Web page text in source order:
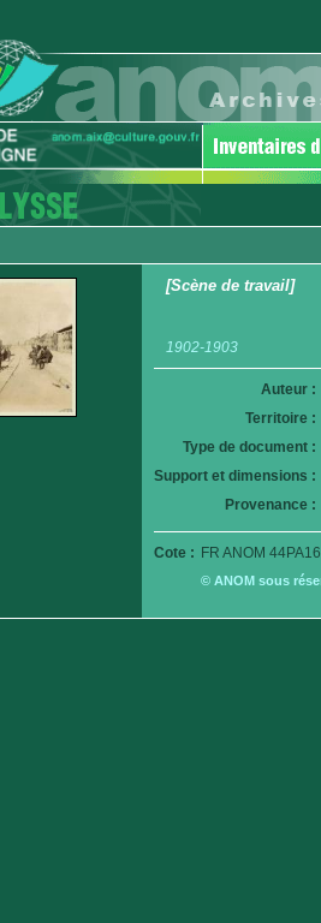
[Scène de travail]
1902-1903
Auteur :
Territoire :
Type de document :
Support et dimensions :
Provenance :
Cote : FR ANOM
© ANOM sous